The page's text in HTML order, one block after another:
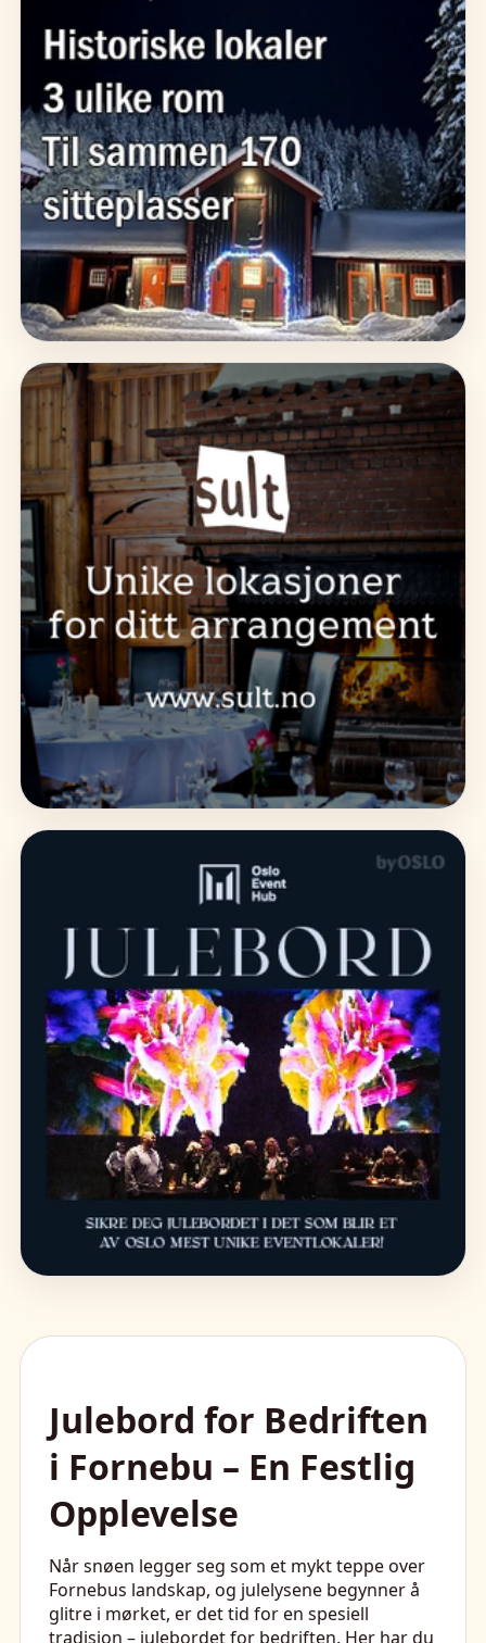
Julebord for Bedriften
i Fornebu – En Festlig
Opplevelse
Når snøen legger seg som et mykt teppe over
Fornebus landskap, og julelysene begynner å
glitre i mørket, er det tid for en spesiell
tradisjon – julebordet for bedriften. Her har du